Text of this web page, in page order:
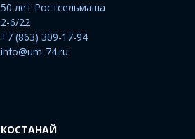
50 лет Ростсельмаша
2-6/22
+7 (863) 309-17-94
info@um-74.ru
КОСТАНАЙ